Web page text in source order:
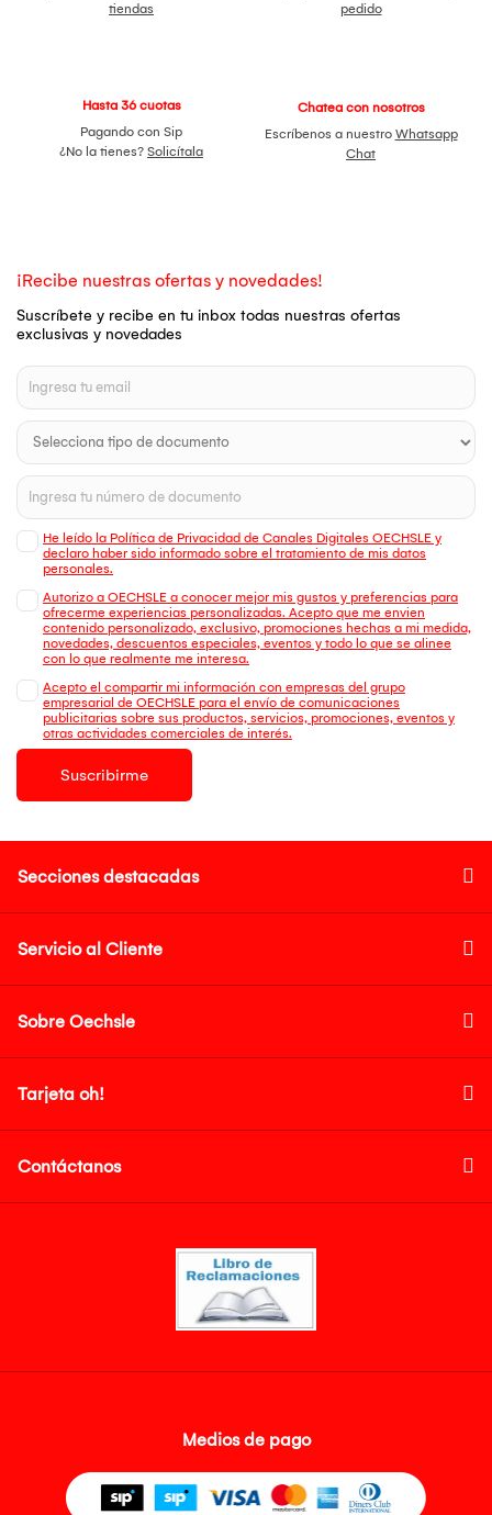
tiendas
pedido
Hasta 36 cuotas
Pagando con Sip
¿No la tienes? Solicítala
Chatea con nosotros
Escríbenos a nuestro Whatsapp
Chat
¡Recibe nuestras ofertas y novedades!
Suscríbete y recibe en tu inbox todas nuestras ofertas
exclusivas y novedades
He leído la Política de Privacidad de Canales Digitales OECHSLE y
declaro haber sido informado sobre el tratamiento de mis datos
personales.
Autorizo a OECHSLE a conocer mejor mis gustos y preferencias para
ofrecerme experiencias personalizadas. Acepto que me envien
contenido personalizado, exclusivo, promociones hechas a mi medida,
novedades, descuentos especiales, eventos y todo lo que se alinee
con lo que realmente me interesa.
Acepto el compartir mi información con empresas del grupo
empresarial de OECHSLE para el envío de comunicaciones
publicitarias sobre sus productos, servicios, promociones, eventos y
otras actividades comerciales de interés.
Suscribirme
Secciones destacadas
Servicio al Cliente
Sobre Oechsle
Tarjeta oh!
Contáctanos
Medios de pago